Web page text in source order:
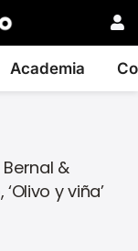
Academia
&
y viña’